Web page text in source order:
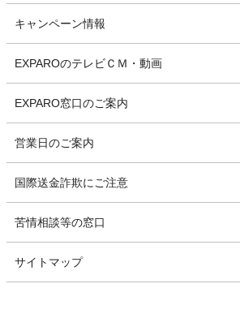
キャンペーン情報
EXPAROのテレビＣＭ・動画
EXPARO窓口のご案内
営業日のご案内
国際送金詐欺にご注意
苦情相談等の窓口
サイトマップ